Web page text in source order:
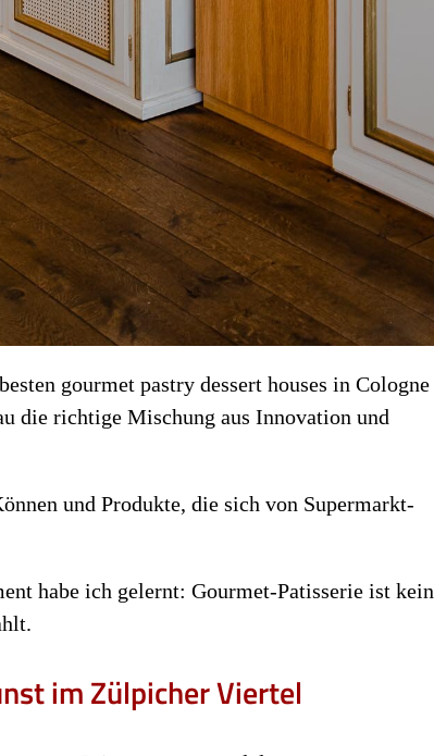
gourmet pastry dessert houses in Cologne
die richtige Mischung aus Innovation und
und Produkte, die sich von Supermarkt-
habe ich gelernt: Gourmet-Patisserie ist kein
im Zülpicher Viertel